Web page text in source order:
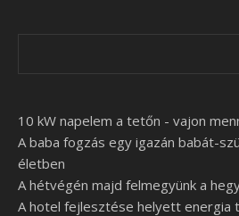
10 kW napelem a tetőn - vajon
A baba fogzás egy igazán babát-
életben
A hétvégén majd felmegyünk a
A hotel fejlesztése helyett energia